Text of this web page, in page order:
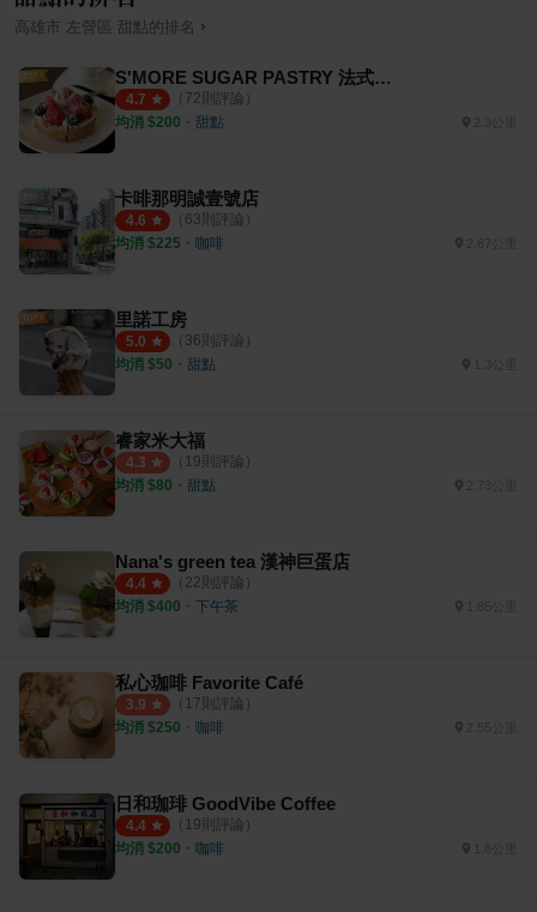
高雄市 左營區 甜點的排名 ›
S'MORE SUGAR PASTRY 法式手工甜點
4.7 （ 72則評論）
均消 $200 ・ 甜點
卡啡那明誠壹號店
4.6 （ 63則評論）
均消 $225 ・ 咖啡
里諾工房
5.0 （ 36則評論）
均消 $50 ・ 甜點
睿家米大福
4.3 （ 19則評論）
均消 $80 ・ 甜點
Nana's green tea 漢神巨蛋店
4.4 （ 22則評論）
均消 $400 ・ 下午茶 1.85公里
私心珈啡 Favorite Café
3.9 （ 17則評論）
均消 $250 ・ 咖啡 2.55公里
日和珈琲 GoodVibe Coffee
4.4 （ 19則評論）
均消 $200 ・ 咖啡